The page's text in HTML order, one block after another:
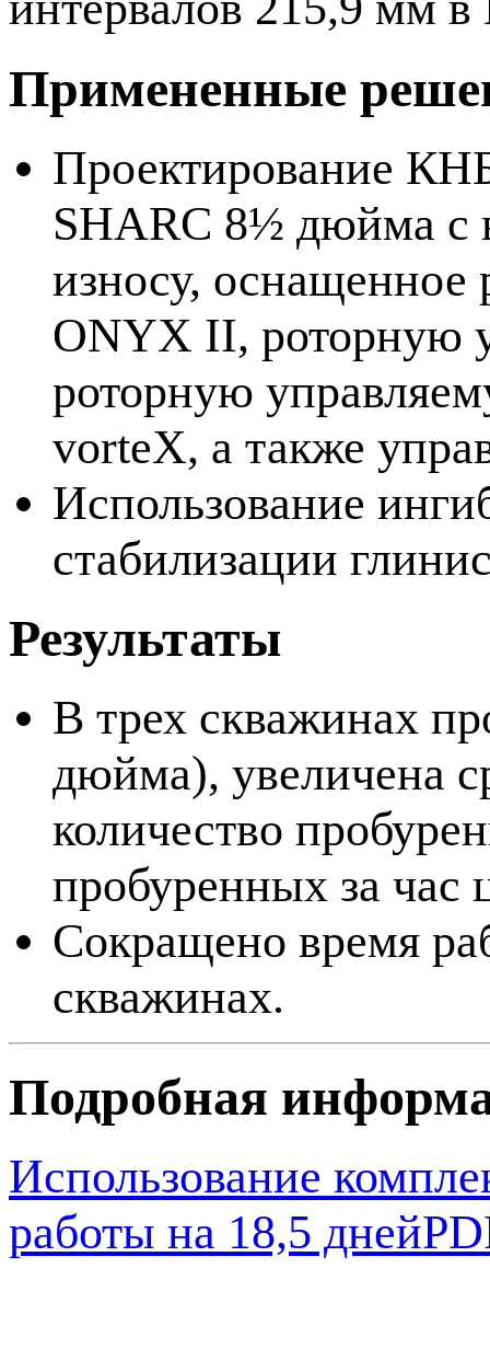
Примененные
Проектирование
SHARC 8½ дюйма с
износу,
ONYX II, роторную
роторную
vorteX, а также
Использование
стабилизации
Результаты
В трех скважинах
дюйма), увеличена
количество
пробуренных за час
Сокращено время
скважинах.
Подробная
Использование
работы на 18,5 дней